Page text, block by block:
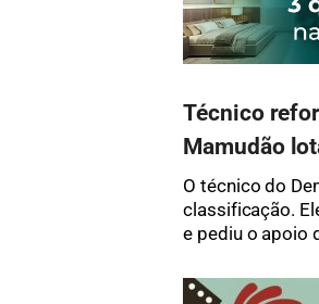
Técnico
Mamudão
O técnico do
classificação.
e pediu o apoio